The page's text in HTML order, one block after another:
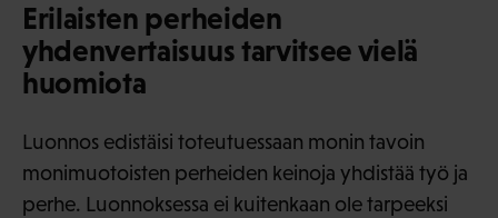
Erilaisten perheiden
yhdenvertaisuus tarvitsee vielä
huomiota
Luonnos edistäisi toteutuessaan monin tavoin
monimuotoisten perheiden keinoja yhdistää työ ja
perhe. Luonnoksessa ei kuitenkaan ole tarpeeksi